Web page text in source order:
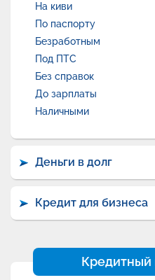
На киви
По паспорту
Безработным
Под ПТС
Без справок
До зарплаты
Наличными
Деньги в долг
Кредит для бизнеса
Кредитный